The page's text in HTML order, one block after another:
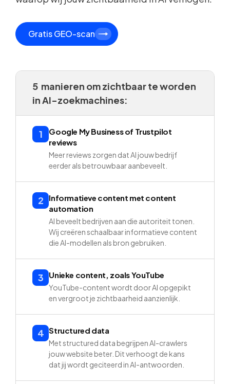
Gratis GEO-scan
5 manieren om zichtbaar te worden
in AI-zoekmachines:
1
Google My Business of Trustpilot
reviews
Meer reviews zorgen dat AI jouw bedrijf
eerder als betrouwbaar aanbeveelt.
2
Informatieve content met content
automation
AI beveelt bedrijven aan die autoriteit tonen.
Wij creëren schaalbaar informatieve content
die AI-modellen als bron gebruiken.
3 Unieke content, zoals YouTube
YouTube-content wordt door AI opgepikt
en vergroot je zichtbaarheid aanzienlijk.
4 Structured data
Met structured data begrijpen AI-crawlers
jouw website beter. Dit verhoogt de kans
dat jij wordt geciteerd in AI-antwoorden.